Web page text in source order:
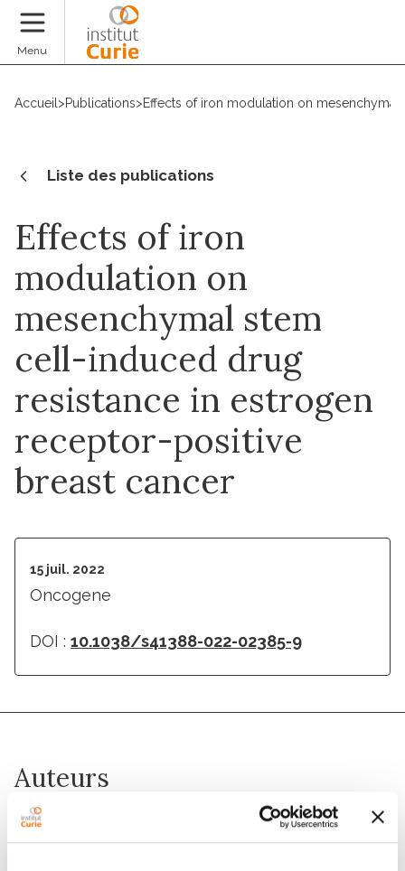
Menu
Accueil >Publications>Effects of iron modulation on
Liste des publications
Effects of iron
modulation on
mesenchymal stem
cell-induced drug
resistance in estrogen
receptor-positive
breast cancer
15 juil. 2022
Oncogene
DOI : 10.1038/s41388-022-02385-9
Auteurs
Johanna M. Buschhaus, Shrila Rajendran, Brock A.
Humphries, Alyssa C. Cutter, Ayşe J. Muñiz, Nicholas G.